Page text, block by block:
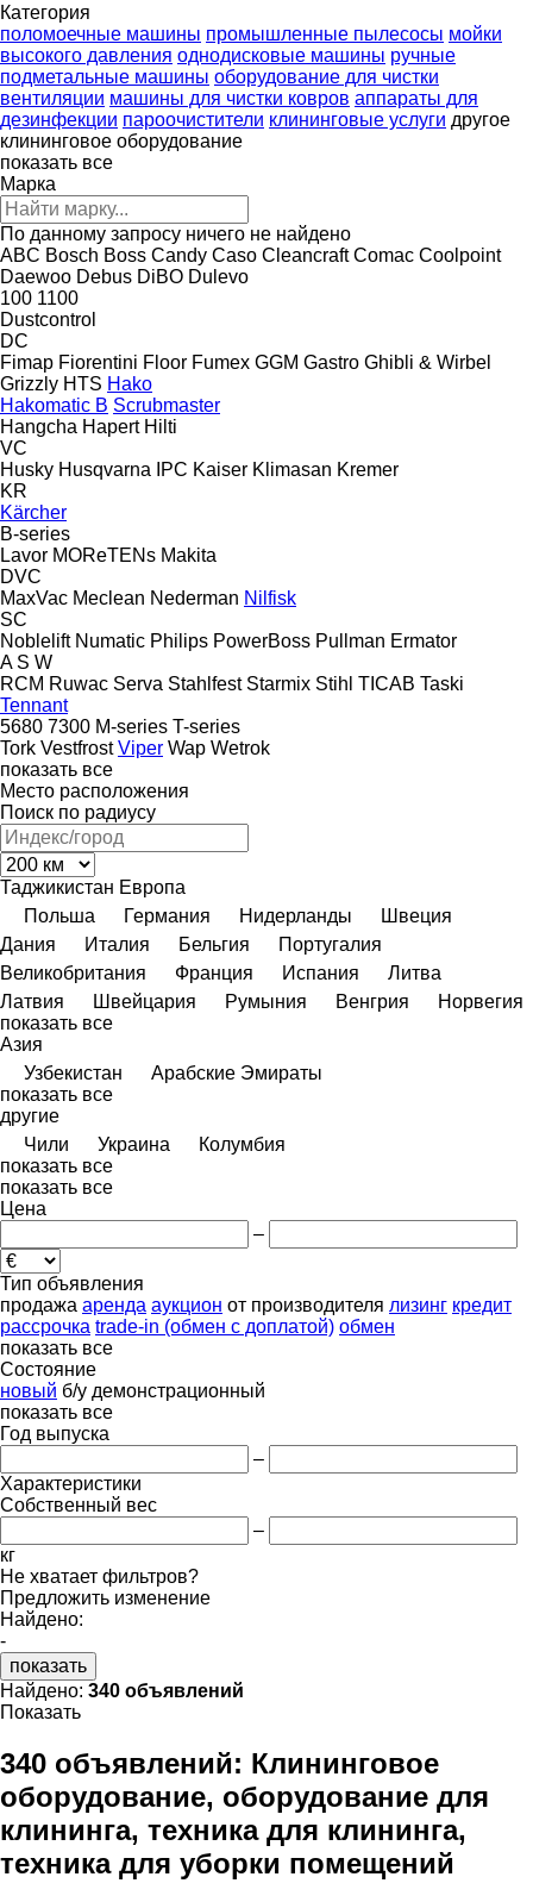
Категория
поломоечные машины промышленные пылесосы мойки
высокого давления однодисковые машины ручные
подметальные машины оборудование для чистки
вентиляции машины для чистки ковров аппараты для
дезинфекции пароочистители клининговые услуги другое
клининговое оборудование
показать все
Марка
По данному запросу ничего не найдено
ABC Bosch Boss Candy Caso Cleancraft Comac Coolpoint
Daewoo Debus DiBO Dulevo
100 1100
Dustcontrol
DC
Fimap Fiorentini Floor Fumex GGM Gastro Ghibli & Wirbel
Grizzly HTS Hako
Hakomatic B Scrubmaster
Hangcha Hapert Hilti
VC
Husky Husqvarna IPC Kaiser Klimasan Kremer
KR
Kärcher
B-series
Lavor MOReTENs Makita
DVC
MaxVac Meclean Nederman Nilfisk
SC
Noblelift Numatic Philips PowerBoss Pullman Ermator
A S W
RCM Ruwac Serva Stahlfest Starmix Stihl TICAB Taski
Tennant
5680 7300 M-series T-series
Tork Vestfrost Viper Wap Wetrok
показать все
Место расположения
Поиск по радиусу
Таджикистан Европа
Польша
Германия Нидерланды
Швеция
Дания
Италия Бельгия
Португалия
Великобритания
Франция Испания
Литва
Латвия
Швейцария Румыния Венгрия
Норвегия
показать все
Азия
Узбекистан
Арабские Эмираты
показать все
другие
Чили
Украина
Колумбия
показать все
показать все
Цена
–
Тип объявления
продажа аренда аукцион от производителя лизинг кредит
рассрочка trade-in (обмен с доплатой) обмен
показать все
Состояние
новый б/у демонстрационный
показать все
Год выпуска
–
Характеристики
Собственный вес
–
кг
Не хватает фильтров?
Предложить изменение
Найдено:
-
показать
Найдено: 340 объявлений
Показать
340 объявлений: Клининговое
оборудование, оборудование для
клининга, техника для клининга,
техника для уборки помещений